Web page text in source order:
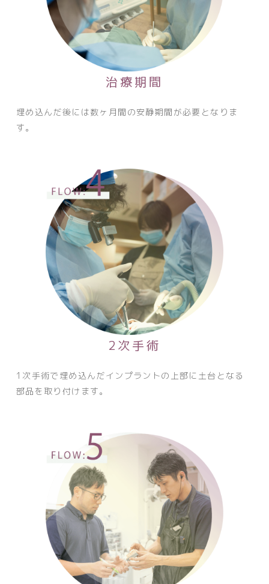
治療期間
埋め込んだ後には数ヶ月間の安静期間が必要となりま
す。
2次手術
1次手術で埋め込んだインプラントの上部に土台となる
部品を取り付けます。